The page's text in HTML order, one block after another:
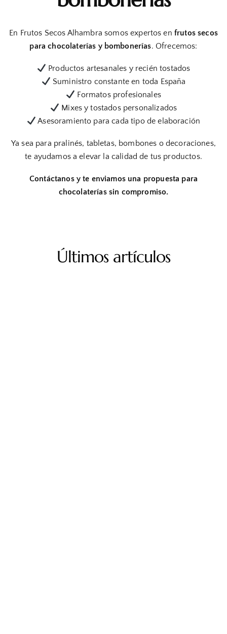
En Frutos Secos Alhambra somos expertos en frutos secos
para chocolaterías y bombonerías. Ofrecemos:
Productos artesanales y recién tostados
Suministro constante en toda España
Formatos profesionales
Mixes y tostados personalizados
Asesoramiento para cada tipo de elaboración
Ya sea para pralinés, tabletas, bombones o decoraciones,
te ayudamos a elevar la calidad de tus productos.
Contáctanos y te enviamos una propuesta para
chocolaterías sin compromiso.
Últimos artículos